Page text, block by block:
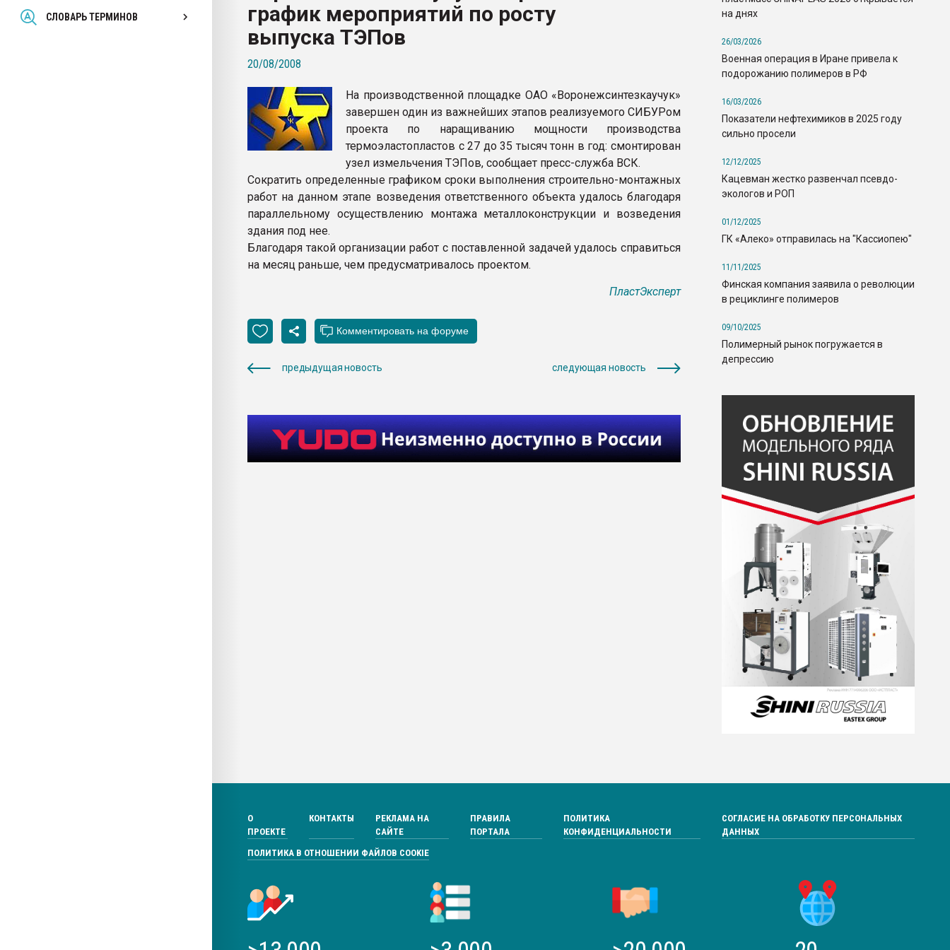
СЛОВАРЬ ТЕРМИНОВ
Всё, что касается выдува ПЭТ
бутылок
ПЕРЕЙТИ НА ФОРУМ
график мероприятий по росту
выпуска ТЭПов
20/08/2008
На производственной площадке ОАО «Воронежсинтезкаучук»
завершен один из важнейших этапов реализуемого СИБУРом
проекта по наращиванию мощности производства
термоэластопластов с 27 до 35 тысяч тонн в год: смонтирован
узел измельчения ТЭПов, сообщает пресс-служба ВСК.
Сократить определенные графиком сроки выполнения строительно-монтажных
работ на данном этапе возведения ответственного объекта удалось благодаря
параллельному осуществлению монтажа металлоконструкции и возведения
здания под нее.
Благодаря такой организации работ с поставленной задачей удалось справиться
на месяц раньше, чем предусматривалось проектом.
ПластЭксперт
предыдущая новость следующая новость
на днях
26/03/2026
Военная операция в Иране привела к
подорожанию полимеров в РФ
16/03/2026
Показатели нефтехимиков в 2025 году
сильно просели
12/12/2025
Кацевман жестко развенчал псевдо-
экологов и РОП
01/12/2025
ГК «Алеко» отправилась на "Кассиопею"
11/11/2025
Финская компания заявила о революции
в рециклинге полимеров
09/10/2025
Полимерный рынок погружается в
депрессию
О
ПРОЕКТЕ
КОНТАКТЫ
РЕКЛАМА НА
САЙТЕ
ПРАВИЛА
ПОРТАЛА
ПОЛИТИКА
КОНФИДЕНЦИАЛЬНОСТИ
СОГЛАСИЕ НА ОБРАБОТКУ ПЕРСОНАЛЬНЫХ
ДАННЫХ
ПОЛИТИКА В ОТНОШЕНИИ ФАЙЛОВ COOKIE